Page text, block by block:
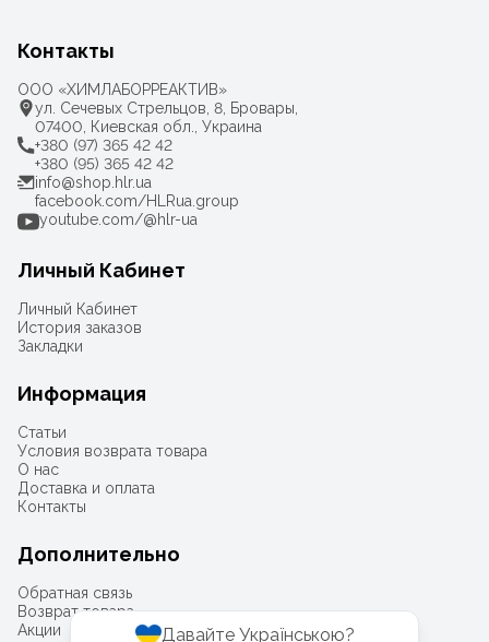
Давайте Українською?
Контакты
ООО «ХИМЛАБОРРЕАКТИВ»
ул. Сечевых Стрельцов, 8, Бровары,
07400, Киевская обл., Украина
+380 (97) 365 42 42
+380 (95) 365 42 42
info@shop.hlr.ua
facebook.com/HLRua.group
youtube.com/@hlr-ua
Личный Кабинет
Личный Кабинет
История заказов
Закладки
Информация
Статьи
Условия возврата товара
О нас
Доставка и оплата
Контакты
Дополнительно
Обратная связь
Возврат товара
Акции